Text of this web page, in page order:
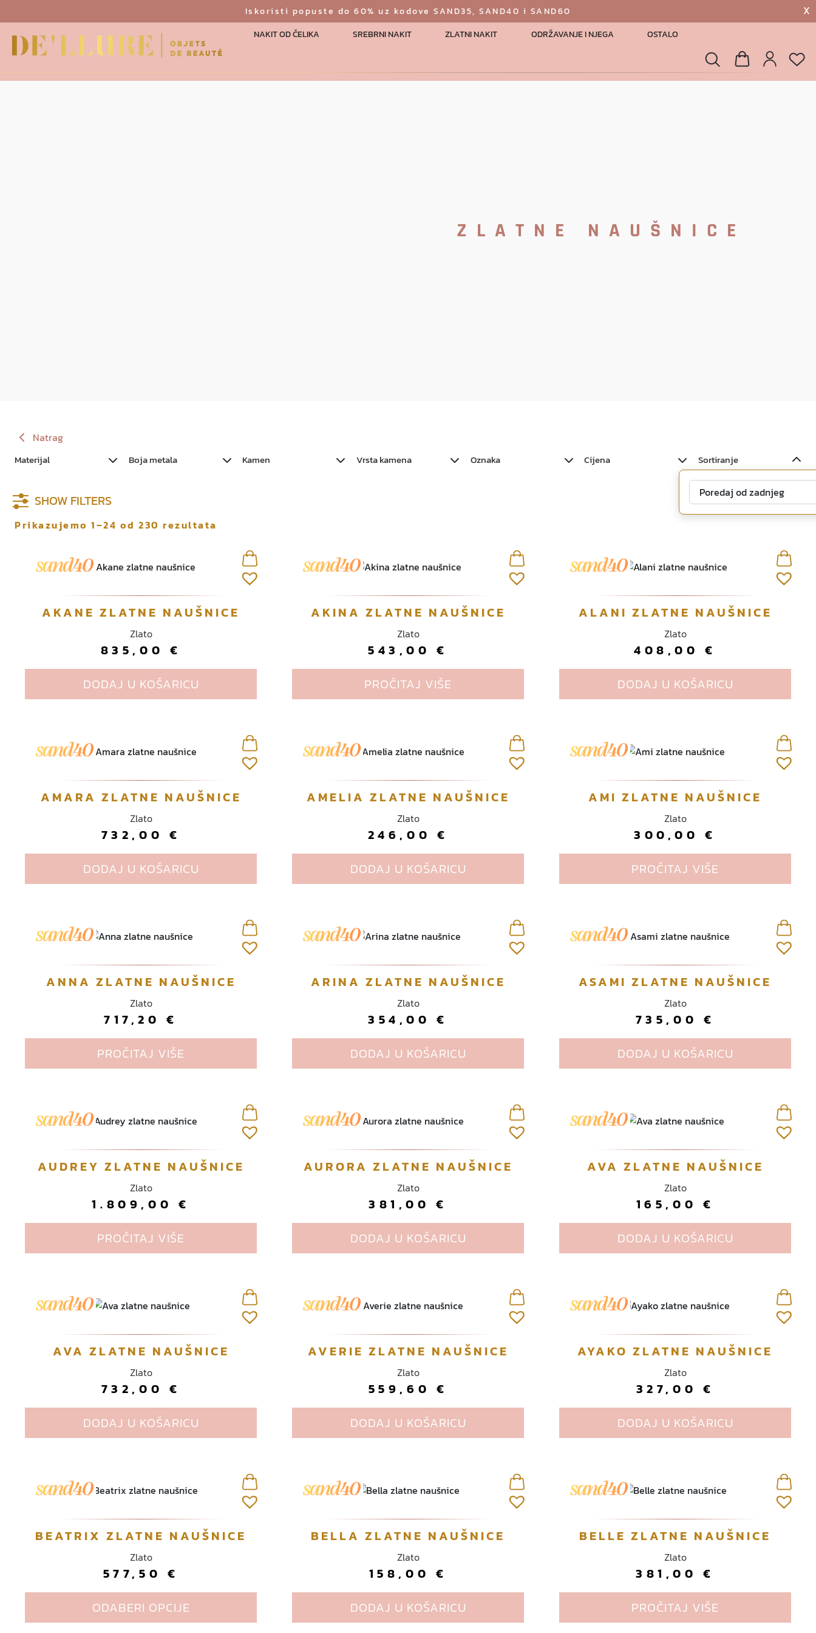
Iskoristi popuste do 60% uz kodove SAND35, SAND40 i SAND60 X
NAKIT OD ČELIKA SREBRNI NAKIT ZLATNI NAKIT ODRŽAVANJE I NJEGA OSTALO
ZLATNE NAUŠNICE
Natrag
Materijal Boja metala Kamen Vrsta kamena Oznaka Cijena Sortiranje
SHOW FILTERS
Prikazujemo 1–24 od 230 rezultata
AKANE ZLATNE NAUŠNICE
Zlato
835,00 €
DODAJ U KOŠARICU
AKINA ZLATNE NAUŠNICE
Zlato
543,00€
PROČITAJ VIŠE
ALANI ZLATNE NAUŠNICE
Zlato
408,00€
DODAJ U KOŠARICU
AMARA ZLATNE NAUŠNICE
Zlato
732,00 €
DODAJ U KOŠARICU
AMELIA ZLATNE NAUŠNICE
Zlato
246,00 €
DODAJ U KOŠARICU
AMI ZLATNE NAUŠNICE
Zlato
300,00€
PROČITAJ VIŠE
ANNA ZLATNE NAUŠNICE
Zlato
717,20€
PROČITAJ VIŠE
ARINA ZLATNE NAUŠNICE
Zlato
354,00€
DODAJ U KOŠARICU
ASAMI ZLATNE NAUŠNICE
Zlato
735,00 €
DODAJ U KOŠARICU
AUDREY ZLATNE NAUŠNICE
Zlato
1.809,00 €
PROČITAJ VIŠE
AURORA ZLATNE NAUŠNICE
Zlato
381,00€
DODAJ U KOŠARICU
AVA ZLATNE NAUŠNICE
Zlato
165,00 €
DODAJ U KOŠARICU
AVA ZLATNE NAUŠNICE
Zlato
732,00 €
DODAJ U KOŠARICU
AVERIE ZLATNE NAUŠNICE
Zlato
559,60 €
DODAJ U KOŠARICU
AYAKO ZLATNE NAUŠNICE
Zlato
327,00 €
DODAJ U KOŠARICU
BEATRIX ZLATNE NAUŠNICE
Zlato
577,50 €
ODABERI OPCIJE
p
o
BELLA ZLATNE NAUŠNICE
Zlato
158,00 €
DODAJ U KOŠARICU
BELLE ZLATNE NAUŠNICE
Zlato
381,00€
PROČITAJ VIŠE